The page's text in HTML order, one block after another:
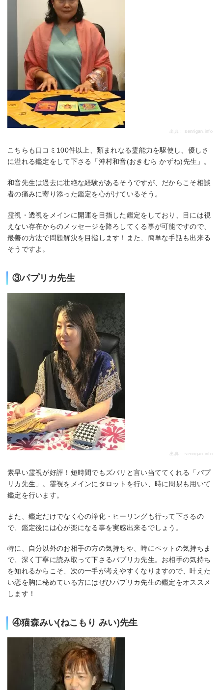
出典： senrigan.info
こちらも口コミ100件以上、類まれなる霊能力を駆使し、優しさ
に溢れる鑑定をして下さる「沖村和音(おきむら かずね)先生」。
和音先生は過去に壮絶な経験があるそうですが、だからこそ相談
者の痛みに寄り添った鑑定を心がけているそう。
霊視・透視をメインに開運を目指した鑑定をしており、目には視
えない存在からのメッセージを降ろしてくる事が可能ですので、
最善の方法で問題解決を目指します！また、簡単な手話も出来る
そうですよ。
③パプリカ先生
出典： senrigan.info
素早い霊視が好評！短時間でもズバリと言い当ててくれる「パプ
リカ先生」。霊視をメインにタロットを行い、時に周易も用いて
鑑定を行います。
また、鑑定だけでなく心の浄化・ヒーリングも行って下さるの
で、鑑定後には心が楽になる事を実感出来るでしょう。
特に、自分以外のお相手の方の気持ちや、時にペットの気持ちま
で、深く丁寧に読み取って下さるパプリカ先生。お相手の気持ち
を知れるからこそ、次の一手が考えやすくなりますので、叶えた
い恋を胸に秘めている方にはぜひパプリカ先生の鑑定をオススメ
します！
④猫森みい(ねこもり みい)先生